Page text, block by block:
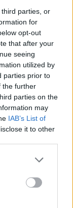
parties, or
for
opt-out
that after your
seeing
utilized by
parties prior to
the further
parties on the
may
IAB’s List of
it to other
more Google
may click to
party tags to
below Google
möten för en
Zäta-loge
med fika,
oss så
just er!
vi anpassa
just er och ert
till en
avslutning
efter